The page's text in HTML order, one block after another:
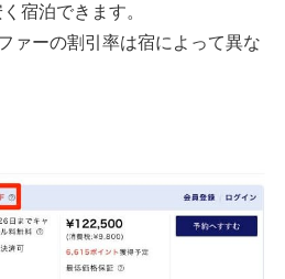
宿泊できます。
ァーの割引率は宿によって異な